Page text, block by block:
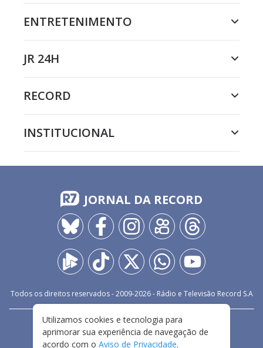
ENTRETENIMENTO
JR 24H
RECORD
INSTITUCIONAL
JORNAL DA RECORD
Todos os direitos reservados - 2009-2026- Rádio e Televisão Record S.A
FALE CONOSCO
PRIVACIDADE
TERMOS E CONDIÇÕES DE USO
Utilizamos cookies e tecnologia para
aprimorar sua experiência de navegação de
acordo com o Aviso de Privacidade.